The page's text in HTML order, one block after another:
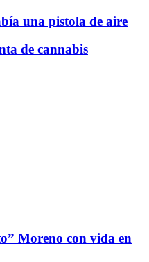
una pistola de aire
de cannabis
Moreno con vida en